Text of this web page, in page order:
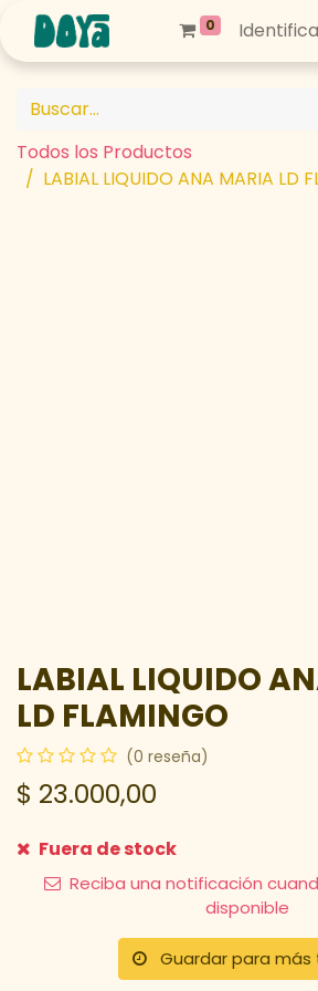
0
Todos los Productos
LABIAL LIQUIDO ANA MARIA LD
LABIAL LIQUIDO
LD FLAMINGO
(0 reseña)
$ 23.000,00
Fuera de stock
Reciba una notificación
disponible
Guardar para más